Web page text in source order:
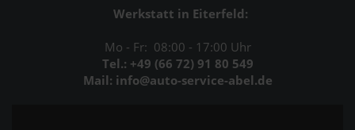
Werkstatt in Eiterfeld:
Mo - Fr: 08:00 - 17:00 Uhr
Tel.: +49 (66 72) 91 80 549
Mail: info@auto-service-abel.de